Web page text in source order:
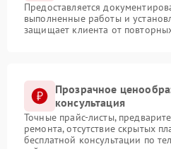
Предоставляется
выполненные работы и
защищает клиента от
Прозрачное
консультация
Точные прайс-листы,
ремонта, отсутствие скрытых
бесплатной консультации по